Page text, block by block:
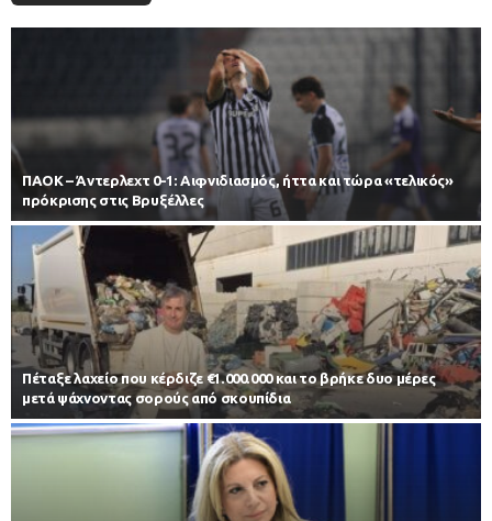
ΠΑΟΚ – Άντερλεχτ 0-1: Αιφνιδιασμός, ήττα και τώρα «τελικός»
πρόκρισης στις Βρυξέλλες
Πέταξε λαχείο που κέρδιζε €1.000.000 και το βρήκε δυο μέρες
μετά ψάχνοντας σορούς από σκουπίδια